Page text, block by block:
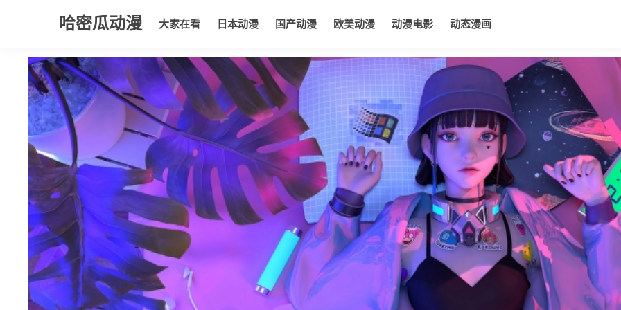
哈密瓜动漫 大家在看 日本动漫 国产动漫 欧美动漫 动漫电影 动态漫画
大家在看 日本动漫 国产动漫 欧美动漫 动漫电影 动态漫画